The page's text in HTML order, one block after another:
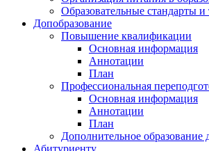
Образовательные стандарты и
Допобразование
Повышение квалификации
Основная информация
Аннотации
План
Профессиональная
Основная информация
Аннотации
План
Дополнительное образование
Абитуриенту